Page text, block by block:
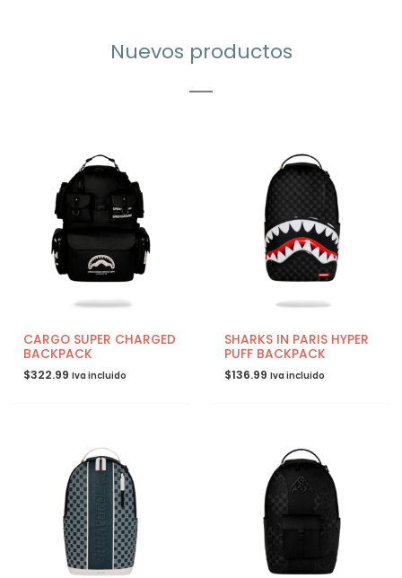
Nuevos productos
CARGO SUPER CHARGED
BACKPACK
$322.99 Iva incluido
SHARKS IN PARIS HYPER
PUFF BACKPACK
$136.99 Iva incluido